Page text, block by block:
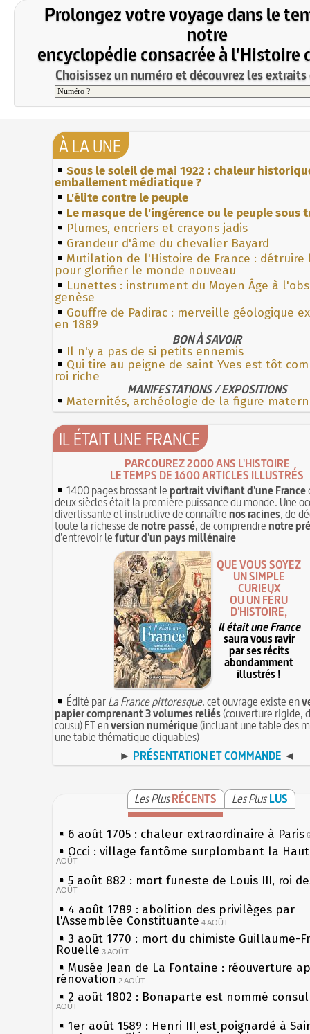
Prolongez votre voyage dans le
notre
encyclopédie consacrée à l'Histoire
Choisissez un numéro et découvrez les
À LA UNE
Sous le soleil de mai 1922 : chaleur
emballement médiatique ?
L'élite contre le peuple
Le masque de l'ingérence ou le peuple sous
Plumes, encriers et crayons jadis
Grandeur d'âme du chevalier Bayard
Mutilation de l'Histoire de France : détruire
pour glorifier le monde nouveau
Lunettes : instrument du Moyen Âge à
genèse
Gouffre de Padirac : merveille géologique
en 1889
BON À SAVOIR
Il n'y a pas de si petits ennemis
Qui tire au peigne de saint Yves est tôt
roi riche
MANIFESTATIONS / EXPOSITIONS
Maternités, archéologie de la figure
IL ÉTAIT UNE FRANCE
PARCOUREZ 2000 ANS L'HISTOIRE
LE TEMPS DE 1600 ARTICLES ILLUSTRÉS
1400 pages brossant leportrait vivifiant d'une France
deux siècles était la première puissance du monde. Une
divertissante et instructive de connaîtrenos racines, de
toute la richesse denotre passé, de comprendrenotre
d'entrevoir lefutur d'un pays millénaire
QUE VOUS SOYEZ
UN SIMPLE
CURIEUX
OU UN FÉRU
D'HISTOIRE,
Il était une France
saura vous ravir
par ses récits
abondamment
illustrés !
Édité parLa France pittoresque, cet ouvrage existe en
papier comprenant 3 volumes reliés(couverture rigide,
cousu) ET enversion numérique(incluant une table des
une table thématique cliquables)
► PRÉSENTATION ET COMMANDE ◄
Les PlusRÉCENTS Les Plus LUS
6 août 1705 : chaleur extraordinaire à Paris
Occi : village fantôme surplombant la
AOÛT
5 août 882 : mort funeste de Louis III, roi
AOÛT
4 août 1789 : abolition des privilèges par
l'Assemblée Constituante 4 AOÛT
3 août 1770 : mort du chimiste Guillaume-
Rouelle 3 AOÛT
Musée Jean de La Fontaine : réouverture
rénovation 2 AOÛT
2 août 1802 : Bonaparte est nommé
AOÛT
1er août 1589 : Henri III est poignardé à